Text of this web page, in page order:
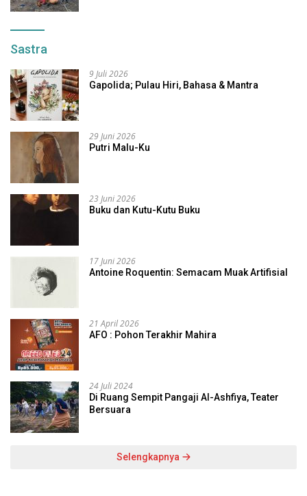
Sastra
9 Juli 2026
Gapolida; Pulau Hiri, Bahasa & Mantra
29 Juni 2026
Putri Malu-Ku
23 Juni 2026
Buku dan Kutu-Kutu Buku
17 Juni 2026
Antoine Roquentin: Semacam Muak Artifisial
21 April 2026
AFO : Pohon Terakhir Mahira
24 Juli 2024
Di Ruang Sempit Pangaji Al-Ashfiya, Teater
Bersuara
Selengkapnya